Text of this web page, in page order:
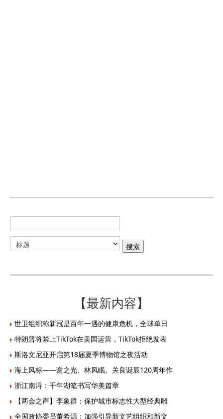
【最新内容】
世卫组织称新冠是百年一遇的健康危机，全球单日
特朗普将禁止TikTok在美国运营，TikTok拒绝发表
斯洛文尼亚开启第18届夏季博物馆之夜活动
海上风标——谢之光、林风眠、关良诞辰120周年作
浙江南浔：千年湖笔书写华美篇章
【两会之声】李象群：保护城市标志性大型经典雕
全国政协委员董希源：加强引导新文艺组织和新文